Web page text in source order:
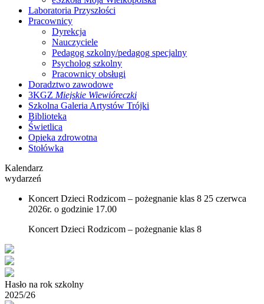
Laboratoria Przyszłości
Pracownicy
Dyrekcja
Nauczyciele
Pedagog szkolny/pedagog specjalny
Psycholog szkolny
Pracownicy obsługi
Doradztwo zawodowe
3KGZ Miejskie Wiewióreczki
Szkolna Galeria Artystów Trójki
Biblioteka
Świetlica
Opieka zdrowotna
Stołówka
Kalendarz
wydarzeń
Koncert Dzieci Rodzicom – pożegnanie klas 8 25 czerwca
2026r. o godzinie 17.00
Koncert Dzieci Rodzicom – pożegnanie klas 8
Hasło na rok szkolny
2025/26